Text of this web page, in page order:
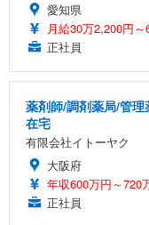
愛知県
月給30万2,200円～
正社員
薬剤師/調剤薬局/管
在宅
有限会社イトーヤク
大阪府
年収600万円～720
正社員